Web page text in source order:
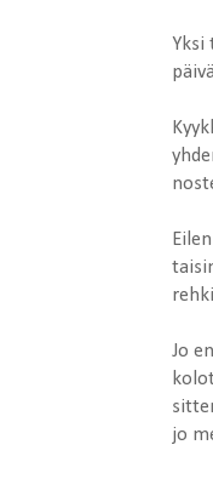
Yksi
Jo
jo